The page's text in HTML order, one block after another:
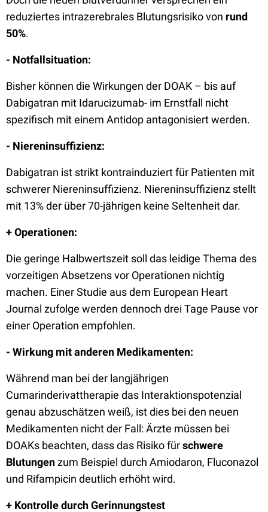
reduziertes intrazerebrales Blutungsrisiko von rund
50%.
- Notfallsituation:
Bisher können die Wirkungen der DOAK – bis auf
Dabigatran mit Idarucizumab- im Ernstfall nicht
spezifisch mit einem Antidop antagonisiert werden.
- Niereninsuffizienz:
Dabigatran ist strikt kontrainduziert für Patienten mit
schwerer Niereninsuffizienz. Niereninsuffizienz stellt
mit 13% der über 70-jährigen keine Seltenheit dar.
+ Operationen:
Die geringe Halbwertszeit soll das leidige Thema des
vorzeitigen Absetzens vor Operationen nichtig
machen. Einer Studie aus dem European Heart
Journal zufolge werden dennoch drei Tage Pause vor
einer Operation empfohlen.
- Wirkung mit anderen Medikamenten:
Während man bei der langjährigen
Cumarinderivattherapie das Interaktionspotenzial
genau abzuschätzen weiß, ist dies bei den neuen
Medikamenten nicht der Fall: Ärzte müssen bei
DOAKs beachten, dass das Risiko fürschwere
Blutungenzum Beispiel durch Amiodaron, Fluconazol
und Rifampicin deutlich erhöht wird.
+ Kontrolle durch Gerinnungstest